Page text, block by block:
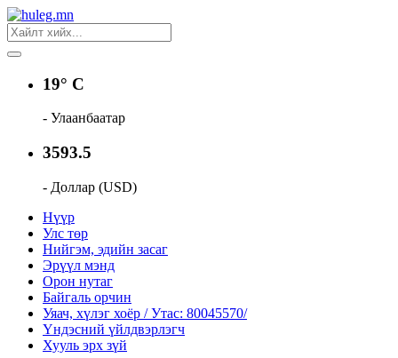
19° C
- Улаанбаатар
3593.5
- Доллар (USD)
Нүүр
Улс төр
Нийгэм, эдийн засаг
Эрүүл мэнд
Орон нутаг
Байгаль орчин
Уяач, хүлэг хоёр / Утас: 80045570/
Үндэсний үйлдвэрлэгч
Хууль эрх зүй